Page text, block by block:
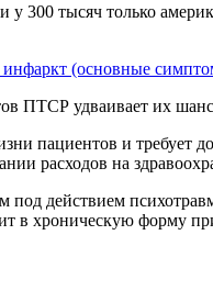
300 тысяч только
инфаркт (основные
ПТСР удваивает их
пациентов и требует
расходов на
под действием
в хроническую форму